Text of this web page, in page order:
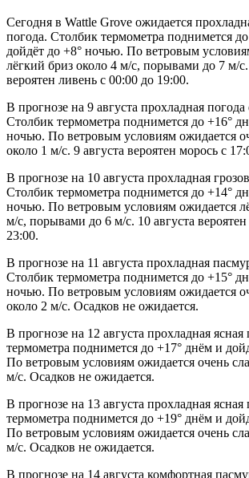
Сегодня в Wattle Grove ожидается
погода. Столбик термометра поднимется
дойдёт до +8° ночью. По ветровым
лёгкий бриз около 4 м/с, порывами до 7 м/с.
вероятен ливень с 00:00 до 19:00.
В прогнозе на 9 августа прохладная
Столбик термометра поднимется до +16°
ночью. По ветровым условиям ожидается
около 1 м/с. 9 августа вероятен морось с
В прогнозе на 10 августа прохладная
Столбик термометра поднимется до +14°
ночью. По ветровым условиям ожидается
м/с, порывами до 6 м/с. 10 августа вероятен
23:00.
В прогнозе на 11 августа прохладная
Столбик термометра поднимется до +15°
ночью. По ветровым условиям ожидается
около 2 м/с. Осадков не ожидается.
В прогнозе на 12 августа прохладная
термометра поднимется до +17° днём и
По ветровым условиям ожидается очень
м/с. Осадков не ожидается.
В прогнозе на 13 августа прохладная
термометра поднимется до +19° днём и
По ветровым условиям ожидается очень
м/с. Осадков не ожидается.
В прогнозе на 14 августа комфортная